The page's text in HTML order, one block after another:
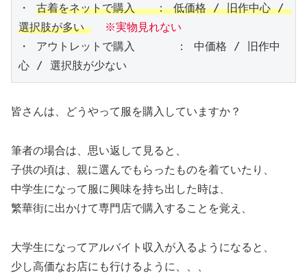
・ 古着をネットで購入   ： 低価格 / 旧作中心 /
選択肢が多い
※実物見れない
・ アウトレットで購入      ： 中価格 / 旧作中
心 / 選択肢が少ない
皆さんは、どうやって服を購入していますか？
筆者の場合は、思い返して見ると、
子供の頃は、親に選んでもらったものを着ていたり、
中学生になって服に興味を持ち出した時は、
繁華街に出かけて専門店で購入することを覚え、
大学生になってアルバイト収入が入るようになると、
少し高価なお店にも行けるように、、、